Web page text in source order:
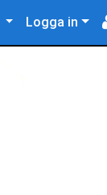
Logga in